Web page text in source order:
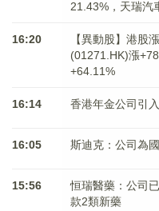
21.43%，天瑞汽
16:20
【異動股】港股
(01271.HK)漲
+64.11%
16:14 香港年金公司引
16:05 斯迪克：公司為
15:56
恒瑞醫藥：公司
款2類新藥